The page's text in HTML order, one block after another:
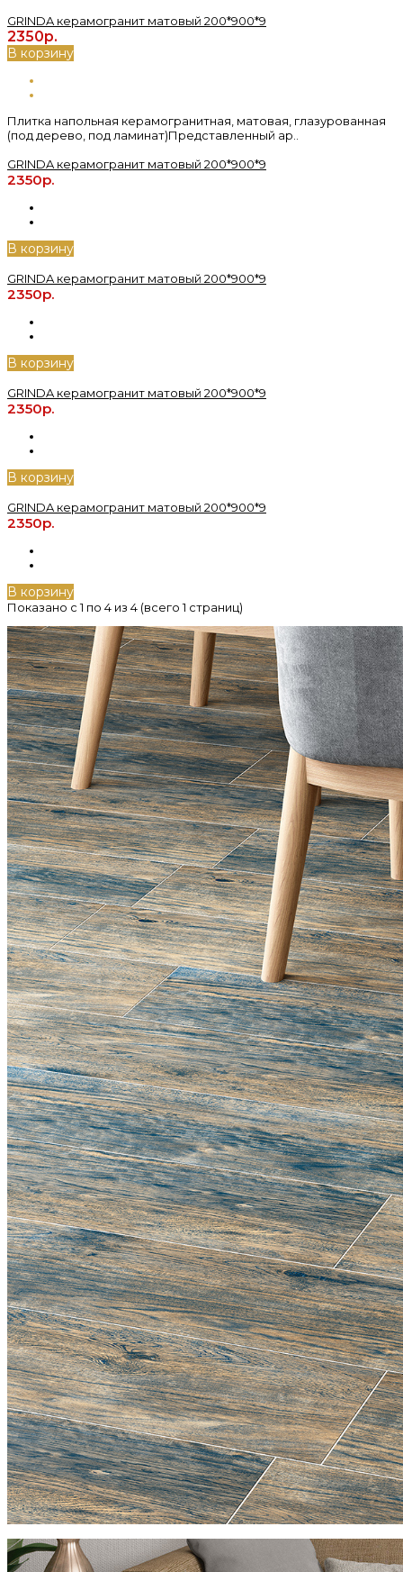
GRINDA керамогранит матовый 200*900*9
2350р.
В корзину
Плитка напольная керамогранитная, матовая, глазурованная
(под дерево, под ламинат)Представленный ар..
GRINDA керамогранит матовый 200*900*9
2350р.
В корзину
GRINDA керамогранит матовый 200*900*9
2350р.
В корзину
GRINDA керамогранит матовый 200*900*9
2350р.
В корзину
GRINDA керамогранит матовый 200*900*9
2350р.
В корзину
Показано с 1 по 4 из 4 (всего 1 страниц)